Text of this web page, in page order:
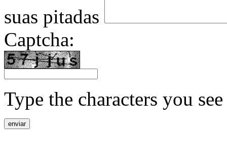
suas pitadas
Captcha:
Type the characters you